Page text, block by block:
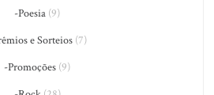
-Poesia (9)
e Sorteios(7)
-Promoções (9)